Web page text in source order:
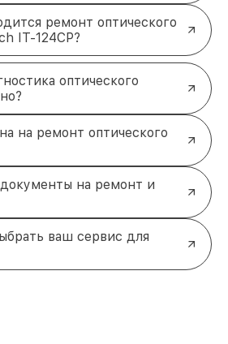
ремонт оптического
IT-124CP?
оптического
на ремонт оптического
на ремонт и
ваш сервис для